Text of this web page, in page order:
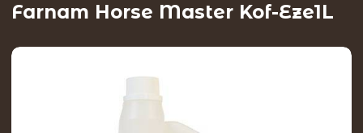
Farnam Horse Master Kof-Eze1L